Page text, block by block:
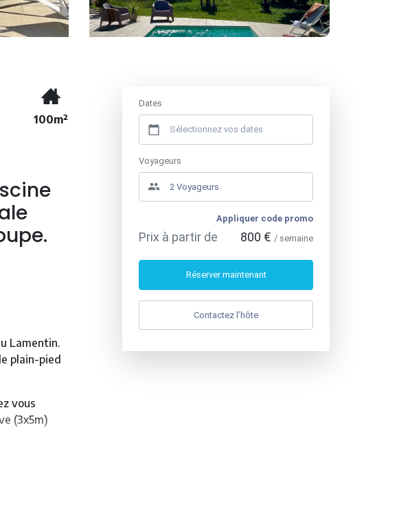
100m²
Lamentin.
plain-pied
vous
(3x5m)
pain, et
Dates
Voyageurs
Appliquer code promo
Prix à partir de 800 € / semaine
Réserver maintenant
Contactez l’hôte